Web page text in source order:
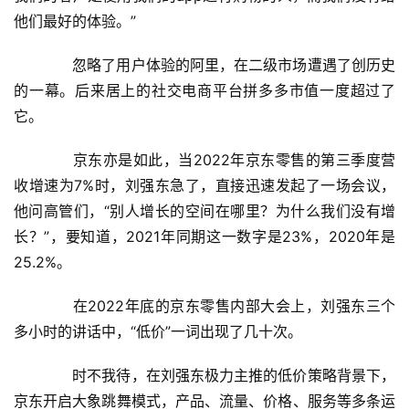
他们最好的体验。”
忽略了用户体验的阿里，在二级市场遭遇了创历史
的一幕。后来居上的社交电商平台拼多多市值一度超过了
它。
京东亦是如此，当2022年京东零售的第三季度营
收增速为7%时，刘强东急了，直接迅速发起了一场会议，
他问高管们，“别人增长的空间在哪里？为什么我们没有增
长？”，要知道，2021年同期这一数字是23%，2020年是
25.2%。
在2022年底的京东零售内部大会上，刘强东三个
多小时的讲话中，“低价”一词出现了几十次。
时不我待，在刘强东极力主推的低价策略背景下，
京东开启大象跳舞模式，产品、流量、价格、服务等多条运